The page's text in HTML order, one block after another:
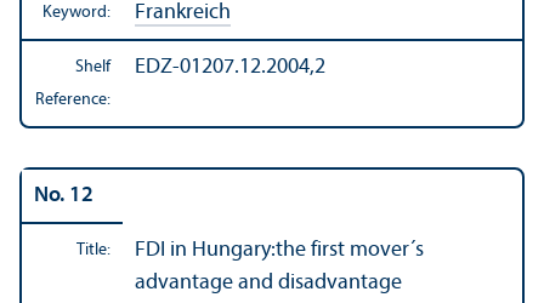
Keyword: Frankreich
Shelf
Reference:
EDZ-01207.12.2004,2
No. 12
Title:
FDI in Hungary:the first mover´s
advantage and disadvantage